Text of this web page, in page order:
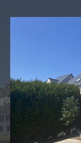
Type
Budget
Budget
Surface
Surface